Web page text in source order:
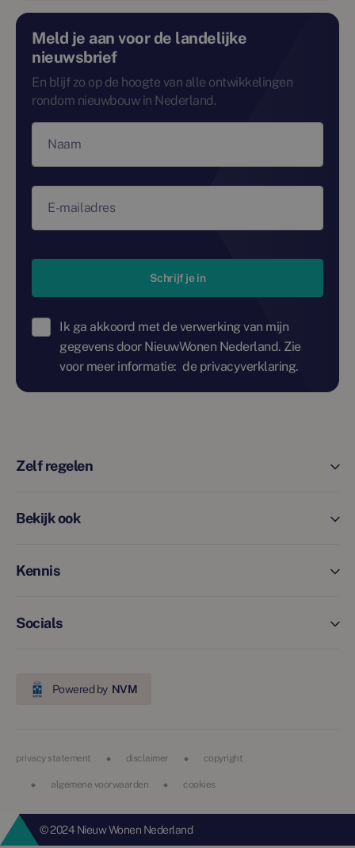
Meld je aan voor de landelijke
nieuwsbrief
En blijf zo op de hoogte van alle ontwikkelingen
rondom nieuwbouw in Nederland.
Naam
E-mailadres
Schrijf je in
Ik ga akkoord met de verwerking van mijn
gegevens door NieuwWonen Nederland. Zie
voor meer informatie: de privacyverklaring.
Zelf regelen
Bekijk ook
Kennis
Socials
Powered by NVM
privacy statement disclaimer copyright
algemene voorwaarden cookies
© 2024 Nieuw Wonen Nederland